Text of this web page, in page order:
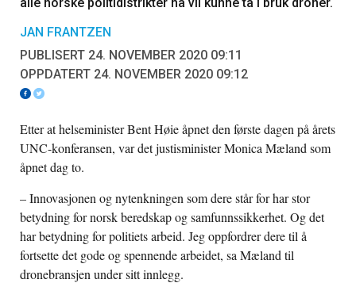
JAN FRANTZEN
PUBLISERT 24. NOVEMBER 2020 09:11
OPPDATERT 24. NOVEMBER 2020 09:12
Etter at helseminister Bent Høie åpnet den første dagen på årets
UNC-konferansen, var det justisminister Monica Mæland som
åpnet dag to.
– Innovasjonen og nytenkningen som dere står for har stor
betydning for norsk beredskap og samfunnssikkerhet. Og det
har betydning for politiets arbeid. Jeg oppfordrer dere til å
fortsette det gode og spennende arbeidet, sa Mæland til
dronebransjen under sitt innlegg.